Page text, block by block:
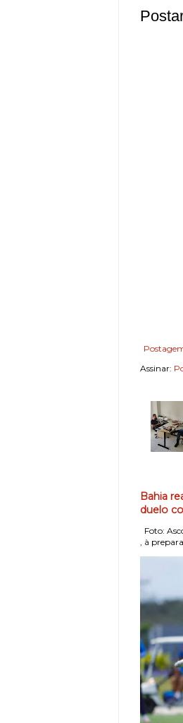
Assinar:
Bahia
duelo
Foto:
, à